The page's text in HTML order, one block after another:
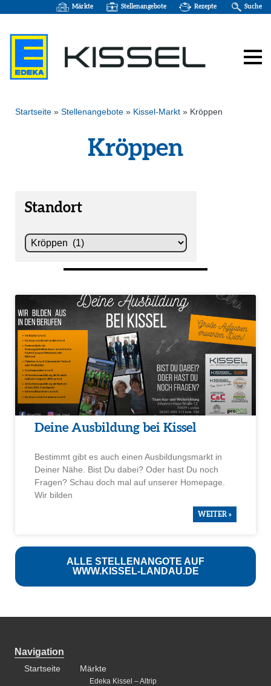
Märkte Stellenangebote Rezepte Suche
Startseite » Stellenangebote » Kissel-Markt » Kröppen
Kröppen
Standort
Deine Ausbil­dung bei Kissel
Bestimmt gibt es auch einen Ausbil­dungs­markt in
Deiner Nähe. Bist Du dabei? Oder hast Du noch
Fragen? Schau doch mal auf unserer Homepage.
Wir bilden
WEITER »
ALLE STELLENANGOTE AUF
WWW.KISSEL-LANDAU.DE
Navigation
Startseite Märkte
Edeka Kissel – Altrip